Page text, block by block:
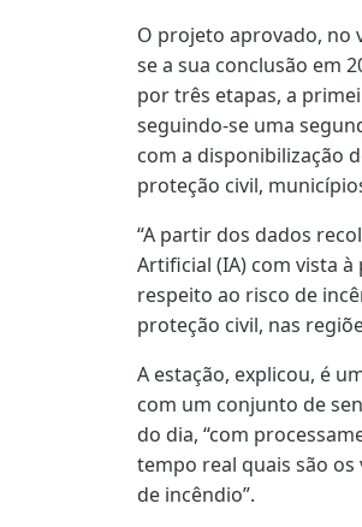
O projeto aprovado, no
se a sua conclusão em
por três etapas, a
seguindo-se uma
com a disponibilização
proteção civil,
“A partir dos dados
Artificial (IA) com vista
respeito ao risco de
proteção civil, nas
A estação, explicou, é
com um conjunto de
do dia, “com
tempo real quais são
de incêndio”.